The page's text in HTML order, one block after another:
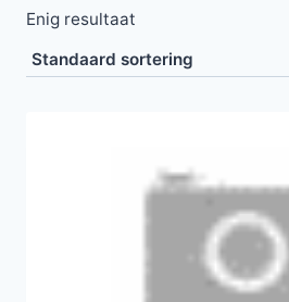
Enig resultaat